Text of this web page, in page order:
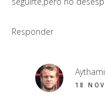
Responder
18